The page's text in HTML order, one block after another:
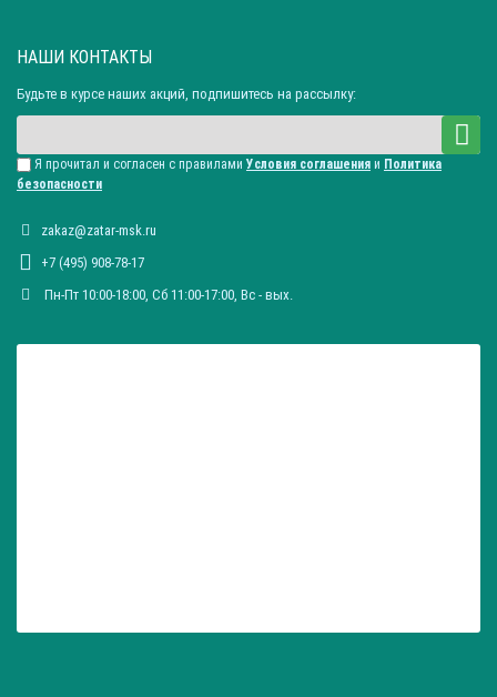
НАШИ КОНТАКТЫ
Будьте в курсе наших акций, подпишитесь на рассылку:
Я прочитал и согласен с правилами Условия соглашения и Политика
безопасности
zakaz@zatar-msk.ru
+7 (495) 908-78-17
Пн-Пт 10:00-18:00, Сб 11:00-17:00, Вc - вых.